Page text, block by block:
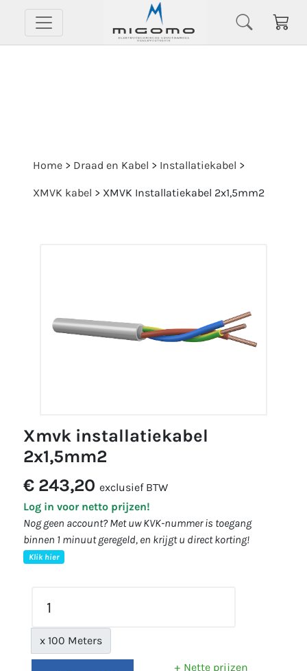
Home > Draad en Kabel > Installatiekabel >
XMVK kabel > XMVK Installatiekabel 2x1,5mm2
xmvk installatiekabel
2x1,5mm2
€ 243,20 exclusief BTW
Log in voor netto prijzen!
Nog geen account? Met uw KVK-nummer is toegang
binnen 1 minuut geregeld, en krijgt u direct korting!
Klik hier
x 100 Meters
Nette prijzen